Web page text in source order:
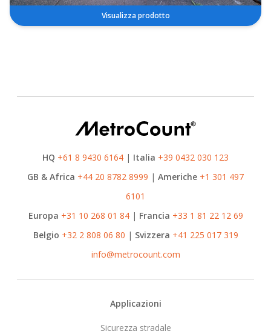
Visualizza prodotto
HQ +61 8 9430 6164 | Italia +39 0432 030 123
GB & Africa +44 20 8782 8999 | Americhe +1 301 497
6101
Europa +31 10 268 01 84| Francia +33 1 81 22 12 69
Belgio +32 2 808 06 80 | Svizzera +41 225 017 319
info@metrocount.com
Applicazioni
Sicurezza stradale